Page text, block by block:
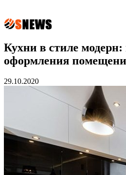
Кухни в стиле
оформления
29.10.2020